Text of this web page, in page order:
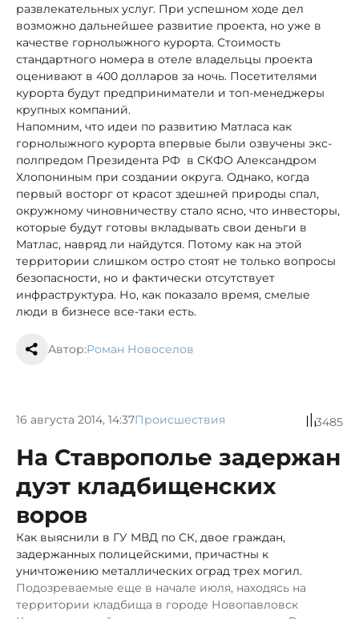
развлекательных услуг. При успешном ходе дел
возможно дальнейшее развитие проекта, но уже в
качестве горнолыжного курорта. Стоимость
стандартного номера в отеле владельцы проекта
оценивают в 400 долларов за ночь. Посетителями
курорта будут предприниматели и топ-менеджеры
крупных компаний.
Напомним, что идеи по развитию Матласа как
горнолыжного курорта впервые были озвучены экс-
полпредом Президента РФ в СКФО Александром
Хлопониным при создании округа. Однако, когда
первый восторг от красот здешней природы спал,
окружному чиновничеству стало ясно, что инвесторы,
которые будут готовы вкладывать свои деньги в
Матлас, навряд ли найдутся. Потому как на этой
территории слишком остро стоят не только вопросы
безопасности, но и фактически отсутствует
инфраструктура. Но, как показало время, смелые
люди в бизнесе все-таки есть.
Автор:Роман Новоселов
16 августа 2014, 14:37Происшествия 3485
На Ставрополье задержан
дуэт кладбищенских
воров
Как выяснили в ГУ МВД по СК, двое граждан,
задержанных полицейскими, причастны к
уничтожению металлических оград трех могил.
Подозреваемые еще в начале июля, находясь на
территории кладбища в городе Новопавловск